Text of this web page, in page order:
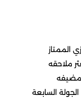
الممتاز
تعثر ملاحقه
مضيفه
الجولة السابعة